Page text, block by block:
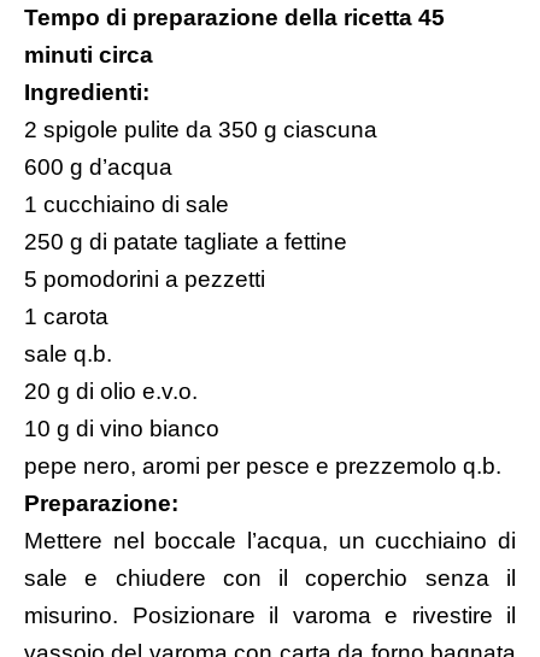
Tempo di preparazione della ricetta 45
minuti circa
Ingredienti:
2 spigole pulite da 350 g ciascuna
600 g d’acqua
1 cucchiaino di sale
250 g di patate tagliate a fettine
5 pomodorini a pezzetti
1 carota
sale q.b.
20 g di olio e.v.o.
10 g di vino bianco
pepe nero, aromi per pesce e prezzemolo q.b.
Preparazione:
Mettere nel boccale l’acqua, un cucchiaino di
sale e chiudere con il coperchio senza il
misurino. Posizionare il varoma e rivestire il